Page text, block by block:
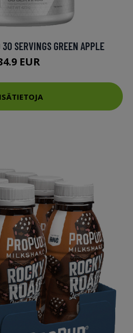
SERVINGS GREEN APPLE
EUR